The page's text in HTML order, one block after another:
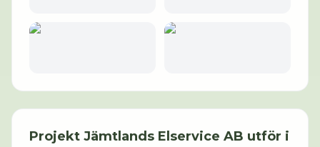
Projekt Jämtlands Elservice AB utför i